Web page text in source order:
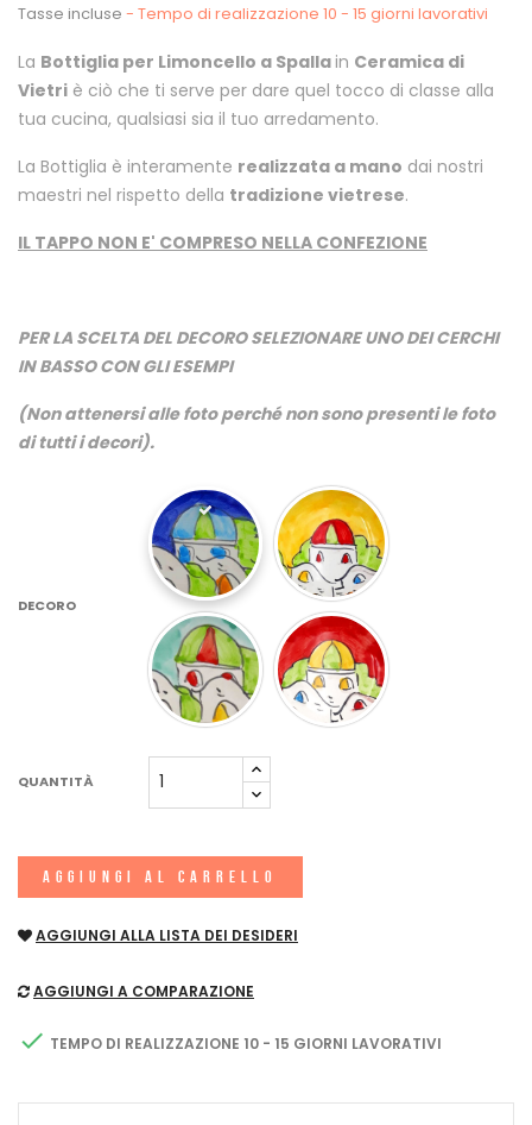
Tasse incluse - Tempo di realizzazione 10 - 15 giorni lavorativi
La Bottiglia per Limoncello a Spallain Ceramica di
Vietri è ciò che ti serve per dare quel tocco di classe alla
tua cucina, qualsiasi sia il tuo arredamento.
La Bottiglia è interamente realizzata a mano dai nostri
maestri nel rispetto della tradizione vietrese.
IL TAPPO NON E' COMPRESO NELLA CONFEZIONE
PER LA SCELTA DEL DECORO SELEZIONARE UNO DEI CERCHI
IN BASSO CON GLI ESEMPI
(Non attenersi alle foto perché non sono presenti le foto
di tutti i decori).
DECORO
QUANTITÀ
AGGIUNGI AL CARRELLO
AGGIUNGI ALLA LISTA DEI DESIDERI
AGGIUNGI A COMPARAZIONE
 TEMPO DI REALIZZAZIONE 10 - 15 GIORNI LAVORATIVI